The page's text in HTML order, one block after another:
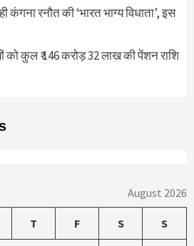
रनौत की ‘भारत भाग्य विधाता’, इस
को कुल ₹ 146 करोड़ 32 लाख की पेंशन राशि
August 2026
T F S S